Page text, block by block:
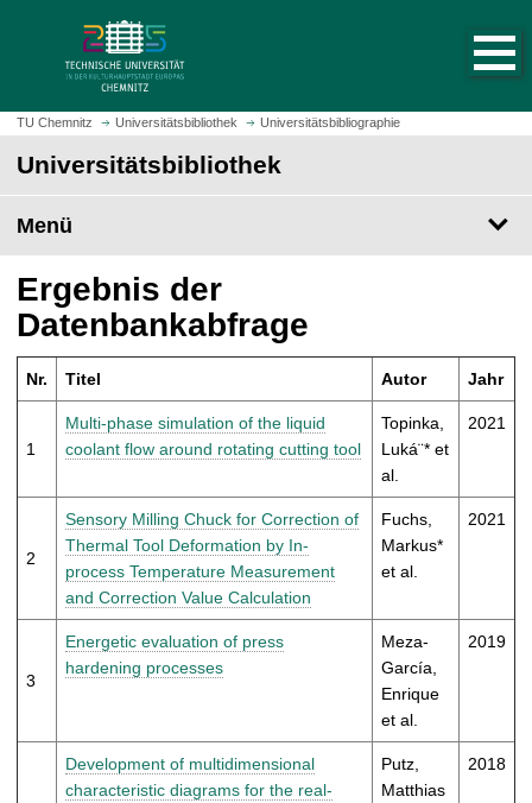
z
m
t
e
i
t
u
f
u
f
n
TU Chemnitz Universitätsbibliothek Universitätsbibliographie
Universitätsbibliothek
Menü
Ergebnis der
Datenbankabfrage
Nr. Titel Autor Jahr
1
Multi-phase simulation of the liquid
coolant flow around rotating cutting tool
Topinka,
Luká¨* et
al.
2021
2
Sensory Milling Chuck for Correction of
Thermal Tool Deformation by In-
process Temperature Measurement
and Correction Value Calculation
Fuchs,
Markus*
et al.
2021
3
Energetic evaluation of press
hardening processes
Meza-
García,
Enrique
et al.
2019
Development of multidimensional
characteristic diagrams for the real-
Putz,
Matthias
2018